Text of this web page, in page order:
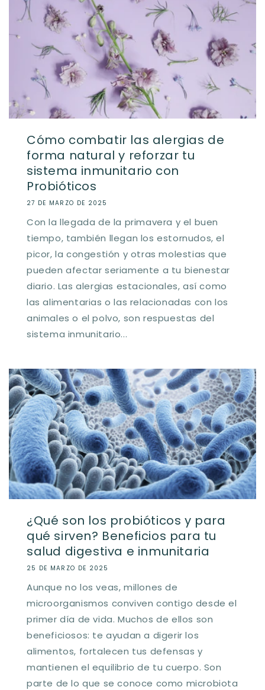
Cómo combatir las alergias de
forma natural y reforzar tu
sistema inmunitario con
Probióticos
27 DE MARZO DE 2025
Con la llegada de la primavera y el buen
tiempo, también llegan los estornudos, el
picor, la congestión y otras molestias que
pueden afectar seriamente a tu bienestar
diario. Las alergias estacionales, así como
las alimentarias o las relacionadas con los
animales o el polvo, son respuestas del
sistema inmunitario...
¿Qué son los probióticos y para
qué sirven? Beneficios para tu
salud digestiva e inmunitaria
25 DE MARZO DE 2025
Aunque no los veas, millones de
microorganismos conviven contigo desde el
primer día de vida. Muchos de ellos son
beneficiosos: te ayudan a digerir los
alimentos, fortalecen tus defensas y
mantienen el equilibrio de tu cuerpo. Son
parte de lo que se conoce como microbiota